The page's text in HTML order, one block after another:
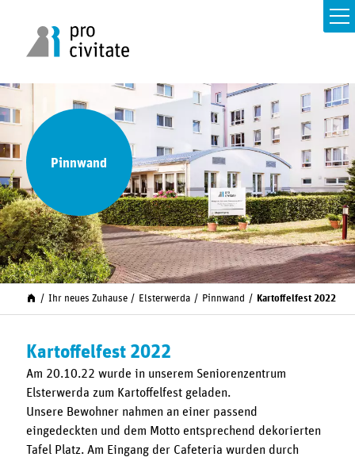
Pinnwand
Ihr neues Zuhause Elsterwerda Pinnwand Kartoffelfest 2022
Kartoffelfest 2022
Am 20.10.22 wurde in unserem Seniorenzentrum
Elsterwerda zum Kartoffelfest geladen.
Unsere Bewohner nahmen an einer passend
eingedeckten und dem Motto entsprechend dekorierten
Tafel Platz. Am Eingang der Cafeteria wurden durch